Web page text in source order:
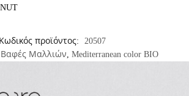
Κωδικός προϊόντος:
20507
Βαφές Μαλλιών, Mediterranean color BIO